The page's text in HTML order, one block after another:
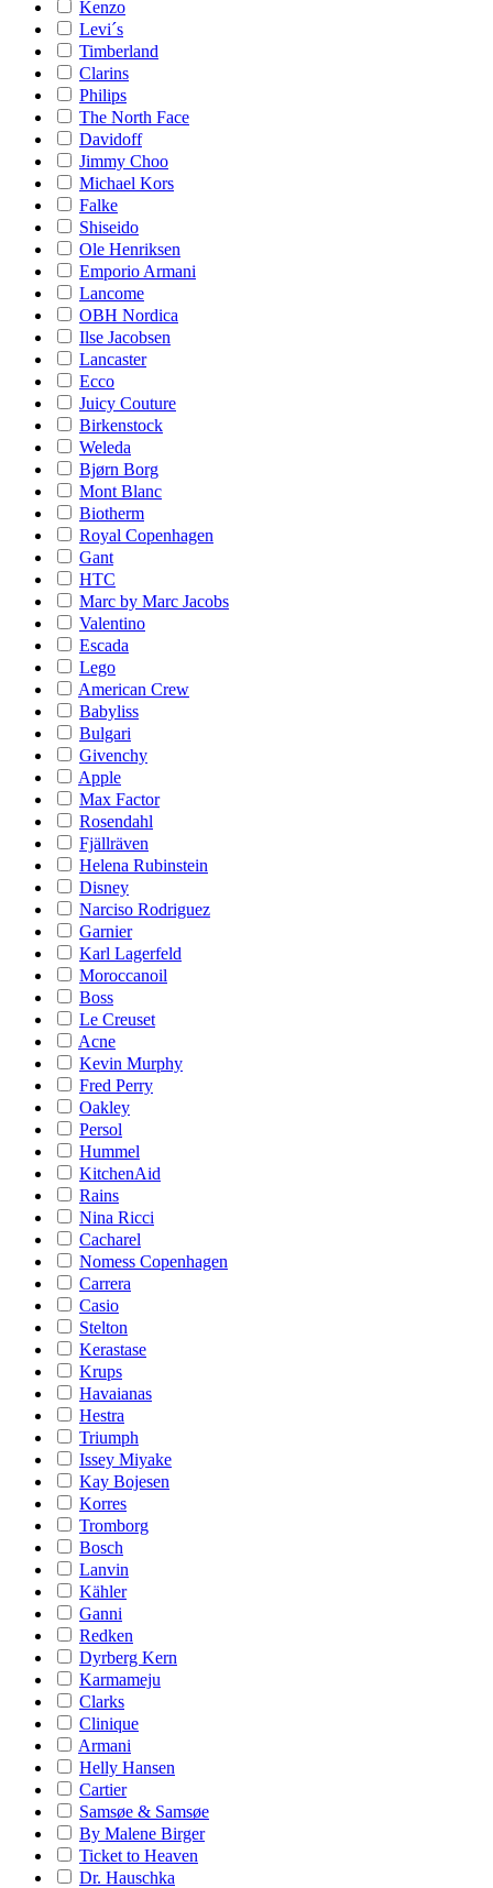
Kenzo
Levi´s
Timberland
Clarins
Philips
The North Face
Davidoff
Jimmy Choo
Michael Kors
Falke
Shiseido
Ole Henriksen
Emporio Armani
Lancome
OBH Nordica
Ilse Jacobsen
Lancaster
Ecco
Juicy Couture
Birkenstock
Weleda
Bjørn Borg
Mont Blanc
Biotherm
Royal Copenhagen
Gant
HTC
Marc by Marc Jacobs
Valentino
Escada
Lego
American Crew
Babyliss
Bulgari
Givenchy
Apple
Max Factor
Rosendahl
Fjällräven
Helena Rubinstein
Disney
Narciso Rodriguez
Garnier
Karl Lagerfeld
Moroccanoil
Boss
Le Creuset
Acne
Kevin Murphy
Fred Perry
Oakley
Persol
Hummel
KitchenAid
Rains
Nina Ricci
Cacharel
Nomess Copenhagen
Carrera
Casio
Stelton
Kerastase
Krups
Havaianas
Hestra
Triumph
Issey Miyake
Kay Bojesen
Korres
Tromborg
Bosch
Lanvin
Kähler
Ganni
Redken
Dyrberg Kern
Karmameju
Clarks
Clinique
Armani
Helly Hansen
Cartier
Samsøe & Samsøe
By Malene Birger
Ticket to Heaven
Dr. Hauschka